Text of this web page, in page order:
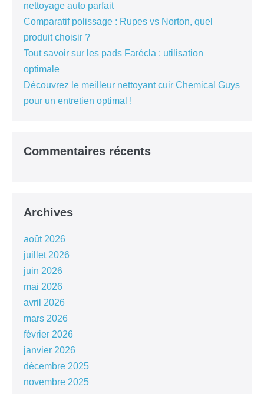
nettoyage auto parfait
Comparatif polissage : Rupes vs Norton, quel
produit choisir ?
Tout savoir sur les pads Farécla : utilisation
optimale
Découvrez le meilleur nettoyant cuir Chemical Guys
pour un entretien optimal !
Commentaires récents
Archives
août 2026
juillet 2026
juin 2026
mai 2026
avril 2026
mars 2026
février 2026
janvier 2026
décembre 2025
novembre 2025